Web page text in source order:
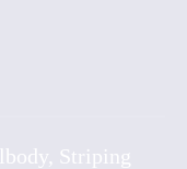
Striping